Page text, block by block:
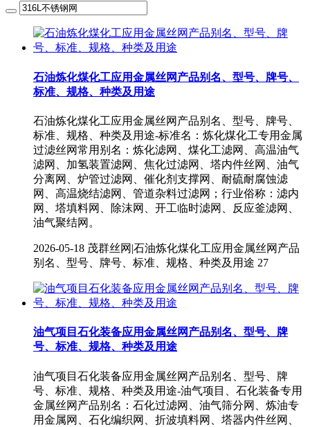
石油炼化煤化工应用金属丝网产品别名、型号、牌号、
标准、规格、种类及用途
石油炼化煤化工应用金属丝网产品别名、型号、牌号、
标准、规格、种类及用途-标准名：炼化煤化工专用金属
过滤丝网常用别名：炼化滤网、煤化工滤网、高温油气
滤网、加氢装置滤网、焦化过滤网、塔内件丝网、油气
分离网、炉管过滤网、催化剂支撑网、耐硫耐腐蚀滤
网、高温烧结滤网、管道杂料过滤网；行业俗称：滤内
网、塔填料网、除沫网、开工临时滤网、反应釜滤网、
油气聚结网。
2026-05-18 茂群丝网|石油炼化煤化工应用金属丝网产品
别名、型号、牌号、标准、规格、种类及用途 27
油气项目石化装备应用金属丝网产品别名、型号、牌
号、标准、规格、种类及用途
油气项目石化装备应用金属丝网产品别名、型号、牌
号、标准、规格、种类及用途-油气项目、石化装备专用
金属丝网产品别名：石化过滤网、油气筛分网、炼油专
用金属网、石化编织网、折波填料网、塔器内件丝网、